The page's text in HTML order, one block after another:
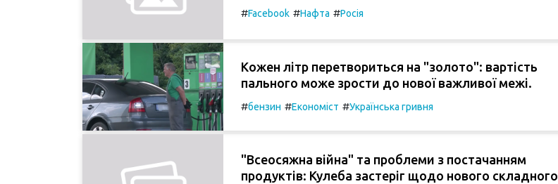
#Facebook #Нафта #Росія
Кожен літр перетвориться на "золото": вартість
пального може зрости до нової важливої межі.
#бензин #Економіст #Українська гривня
"Всеосяжна війна" та проблеми з постачанням
продуктів: Кулеба застеріг щодо нового складного